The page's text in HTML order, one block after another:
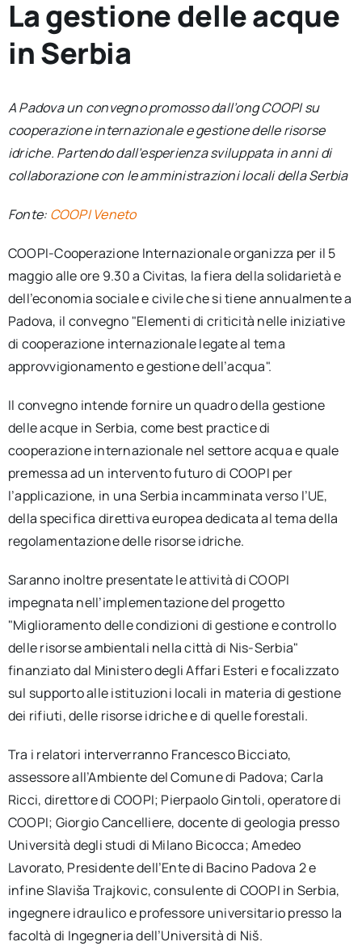
La gestione delle acque
in Serbia
A Padova un convegno promosso dall’ong COOPI su
cooperazione internazionale e gestione delle risorse
idriche. Partendo dall’esperienza sviluppata in anni di
collaborazione con le amministrazioni locali della Serbia
Fonte: COOPI Veneto
COOPI-Cooperazione Internazionale organizza per il 5
maggio alle ore 9.30 a Civitas, la fiera della solidarietà e
dell’economia sociale e civile che si tiene annualmente a
Padova, il convegno "Elementi di criticità nelle iniziative
di cooperazione internazionale legate al tema
approvvigionamento e gestione dell’acqua".
Il convegno intende fornire un quadro della gestione
delle acque in Serbia, come best practice di
cooperazione internazionale nel settore acqua e quale
premessa ad un intervento futuro di COOPI per
l’applicazione, in una Serbia incamminata verso l’UE,
della specifica direttiva europea dedicata al tema della
regolamentazione delle risorse idriche.
Saranno inoltre presentate le attività di COOPI
impegnata nell’implementazione del progetto
"Miglioramento delle condizioni di gestione e controllo
delle risorse ambientali nella città di Nis-Serbia"
finanziato dal Ministero degli Affari Esteri e focalizzato
sul supporto alle istituzioni locali in materia di gestione
dei rifiuti, delle risorse idriche e di quelle forestali.
Tra i relatori interverranno Francesco Bicciato,
assessore all’Ambiente del Comune di Padova; Carla
Ricci, direttore di COOPI; Pierpaolo Gintoli, operatore di
COOPI; Giorgio Cancelliere, docente di geologia presso
Università degli studi di Milano Bicocca; Amedeo
Lavorato, Presidente dell’Ente di Bacino Padova 2 e
infine Slaviša Trajkovic, consulente di COOPI in Serbia,
ingegnere idraulico e professore universitario presso la
facoltà di Ingegneria dell’Università di Niš.